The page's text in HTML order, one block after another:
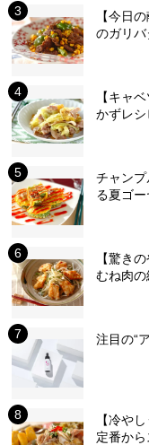
【今日
のガリバ
【キャ
かずレシ
チャン
る夏ゴ
【驚き
むね肉
注目の“
【冷や
定番か